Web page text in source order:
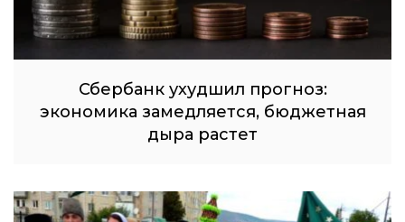
Сбербанк ухудшил прогноз:
экономика замедляется, бюджетная
дыра растет